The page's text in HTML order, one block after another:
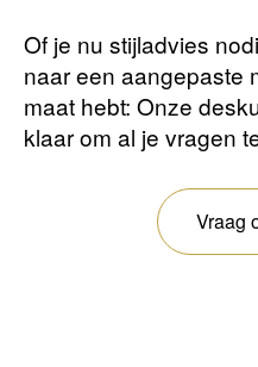
Of je nu stijladvies
naar een aangepaste
maat hebt: Onze
klaar om al je vragen
Vraag